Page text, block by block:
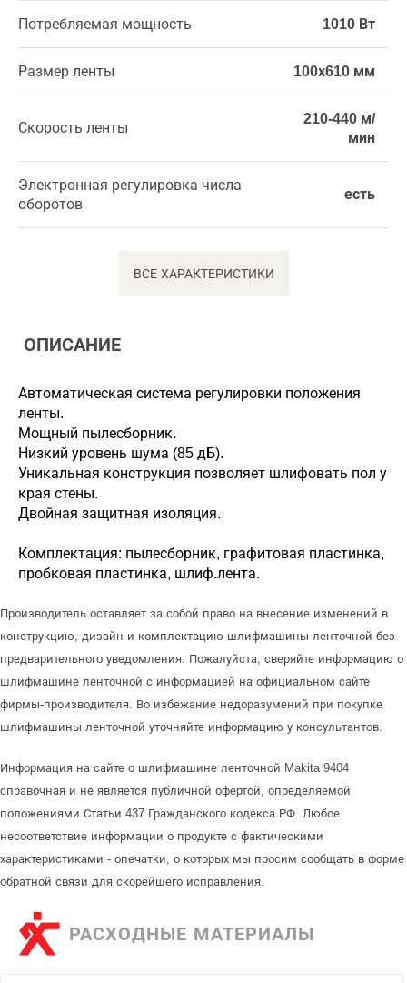
Потребляемая мощность 1010 Вт
Размер ленты 100х610 мм
Скорость ленты
210-440 м/
мин
Электронная регулировка числа
оборотов
есть
ВСЕ ХАРАКТЕРИСТИКИ
ОПИСАНИЕ
Автоматическая система регулировки положения
ленты.
Мощный пылесборник.
Низкий уровень шума (85 дБ).
Уникальная конструкция позволяет шлифовать пол у
края стены.
Двойная защитная изоляция.
Комплектация: пылесборник, графитовая пластинка,
пробковая пластинка, шлиф.лента.
Производитель оставляет за собой право на внесение изменений в
конструкцию, дизайн и комплектацию шлифмашины ленточной без
предварительного уведомления. Пожалуйста, сверяйте информацию о
шлифмашине ленточной с информацией на официальном сайте
фирмы-производителя. Во избежание недоразумений при покупке
шлифмашины ленточной уточняйте информацию у консультантов.
Информация на сайте о шлифмашине ленточной Makita 9404
справочная и не является публичной офертой, определяемой
положениями Статьи 437 Гражданского кодекса РФ. Любое
несоответствие информации о продукте с фактическими
характеристиками - опечатки, о которых мы просим сообщать в форме
обратной связи для скорейшего исправления.
РАСХОДНЫЕ МАТЕРИАЛЫ